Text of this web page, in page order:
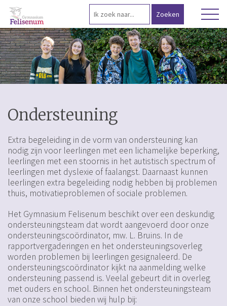
Ondersteuning
Extra begeleiding in de vorm van ondersteuning kan
nodig zijn voor leerlingen met een lichamelijke beperking,
leerlingen met een stoornis in het autistisch spectrum of
leerlingen met dyslexie of faalangst. Daarnaast kunnen
leerlingen extra begeleiding nodig hebben bij problemen
thuis, motivatieproblemen of sociale problemen.
Het Gymnasium Felisenum beschikt over een deskundig
ondersteuningsteam dat wordt aangevoerd door onze
ondersteuningscoördinator, mw. L. Bruins. In de
rapportvergaderingen en het ondersteuningsoverleg
worden problemen bij leerlingen gesignaleerd. De
ondersteuningscoördinator kijkt na aanmelding welke
ondersteuning passend is. Veelal gebeurt dit in overleg
met ouders en school. Binnen het ondersteuningsteam
van onze school bieden wij hulp bij: